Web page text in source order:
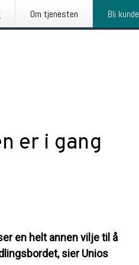
Om tjenesten Bli kunde
er i gang
en helt annen vilje til å
sier Unios